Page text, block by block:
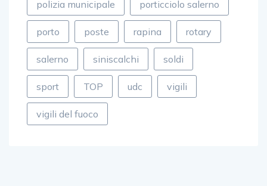
porto poste rapina rotary
salerno siniscalchi soldi
sport TOP udc vigili
vigili del fuoco